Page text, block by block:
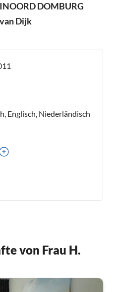
DOMBURG
Dijk
Englisch, Niederländisch
von Frau H.